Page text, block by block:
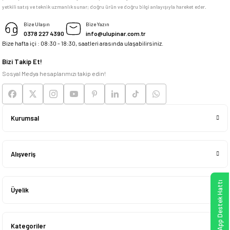
Deneyimini Paylaş
yetkili satış ve teknik uzmanlık sunar; doğru ürün ve doğru bilgi anlayışıyla hareket eder.
Bize Ulaşın
0378 227 4390
Bize Yazın
info@ulupinar.com.tr
Bize hafta içi : 08:30 - 18:30, saatleri arasında ulaşabilirsiniz.
Bizi Takip Et!
Sosyal Medya hesaplarımızı takip edin!
Kurumsal
Alışveriş
Üyelik
Kategoriler WhatsApp Destek Hattı